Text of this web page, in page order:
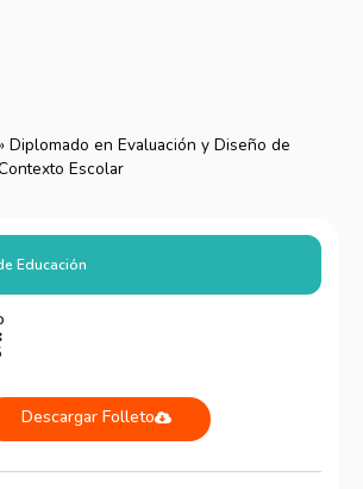
Diplomado en Evaluación y Diseño de
Escolar
Educación
Descargar Folleto